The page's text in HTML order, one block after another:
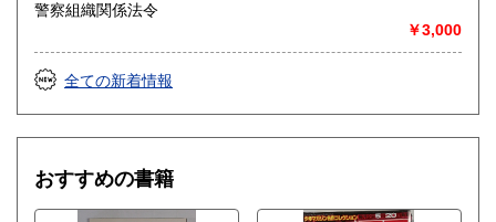
警察組織関係法令
￥3,000
全ての新着情報
おすすめの書籍